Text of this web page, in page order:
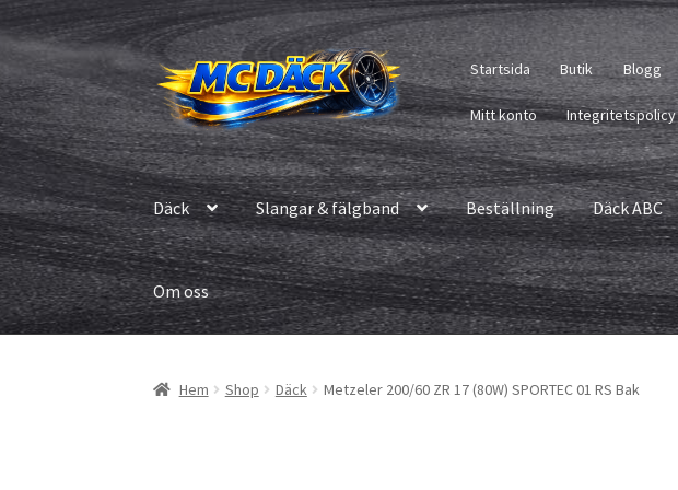
Hoppa
till
navigering
Hoppa
till
innehåll
Startsida Butik Blogg
Mitt konto Integritetspolicy
Däck Slangar & fälgband Beställning Däck ABC
Om oss
Hem Shop Däck Metzeler 200/60 ZR 17 (80W) SPORTEC 01 RS Bak